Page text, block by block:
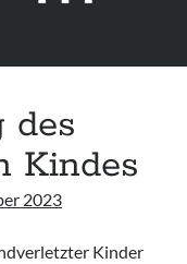
des
Kindes
2023
Kinder